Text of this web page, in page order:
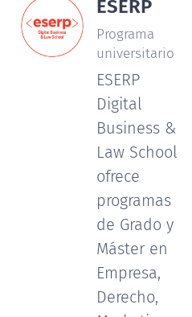
ESERP
Programa
universitario
ESERP
Digital
Business &
Law School
ofrece
programas
de Grado y
Máster en
Empresa,
Derecho,